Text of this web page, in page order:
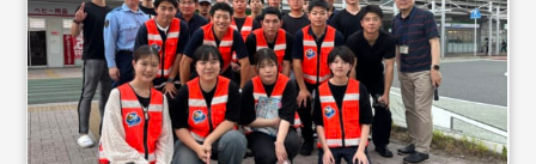
...続きを読む